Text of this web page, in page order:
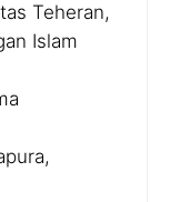
Teheran,
Islam